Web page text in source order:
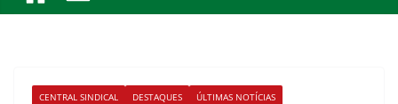
CENTRAL SINDICAL DESTAQUES ÚLTIMAS NOTÍCIAS